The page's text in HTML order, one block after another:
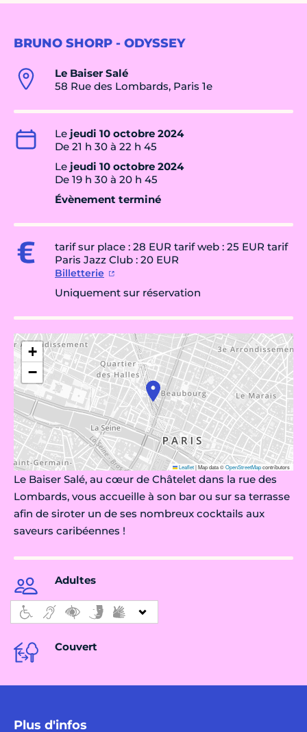
BRUNO SHORP - ODYSSEY
Le Baiser Salé
58 Rue des Lombards, Paris 1e
Le jeudi 10 octobre 2024
De 21 h 30 à 22 h 45
Le jeudi 10 octobre 2024
De 19 h 30 à 20 h 45
Évènement terminé
tarif sur place : 28 EUR tarif web : 25 EUR tarif
Paris Jazz Club : 20 EUR
Billetterie
Uniquement sur réservation
+
−
Leaflet|Map data ©OpenStreetMapcontributors
Le Baiser Salé, au cœur de Châtelet dans la rue des
Lombards, vous accueille à son bar ou sur sa terrasse
afin de siroter un de ses nombreux cocktails aux
saveurs caribéennes !
Adultes
Couvert
Plus d'infos